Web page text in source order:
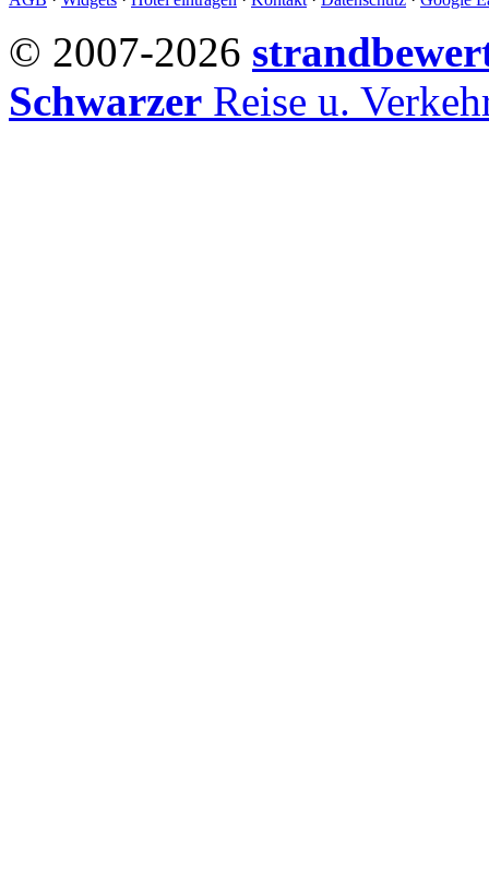
© 2007-2026
Schwarzer Reise u.